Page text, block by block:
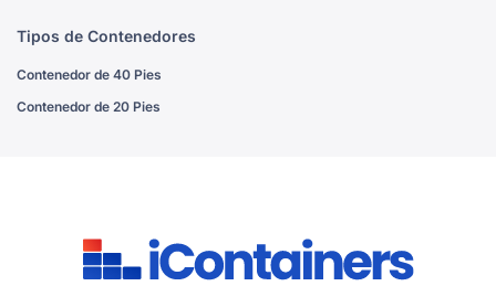
Tipos de Contenedores
Contenedor de 40 Pies
Contenedor de 20 Pies